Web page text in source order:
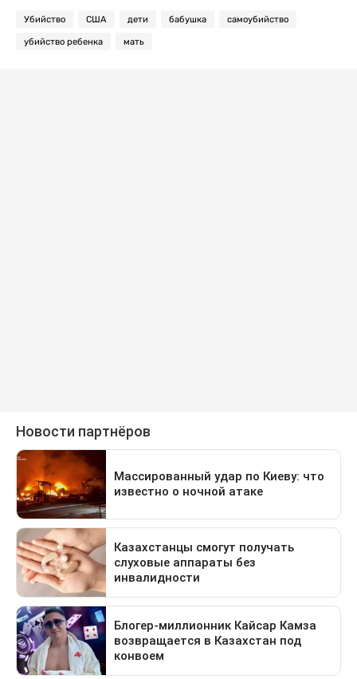
Убийство США дети бабушка самоубийство
убийство ребенка мать